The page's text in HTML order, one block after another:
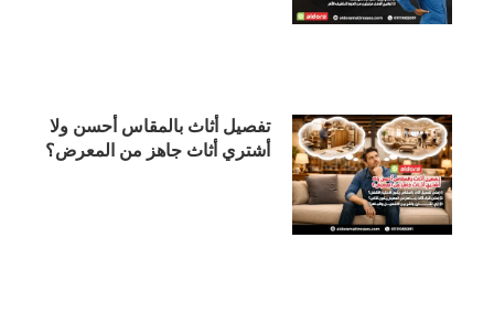
تفصيل أثاث بالمقاس أحسن ولا
أشتري أثاث جاهز من المعرض؟